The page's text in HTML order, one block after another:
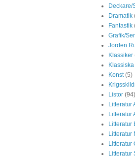
Deckare/
Dramatik
Fantastik
Grafik/
Jorden
Klassiker
Konst (5)
Listor (94)
Litteratur
Litteratur
Litteratur
Litteratur
Litteratur
Litteratur